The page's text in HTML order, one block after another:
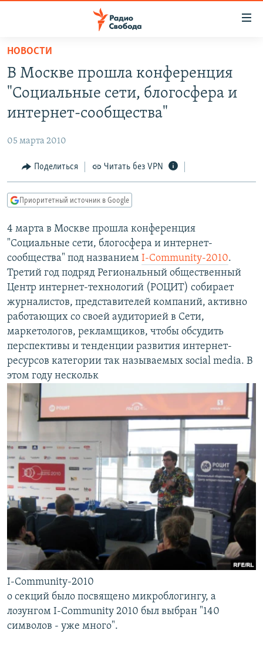
упрощенного
доступа
Вернуться
основному
Вернутся
Вернутся
поиску
ПОДКАСТЫ
АВТОРСКИЕ ПРОЕКТЫ
МНЕНИЯ
КУЛЬТУРА
КАВКАЗ.РЕАЛИИ
СЕВЕР.РЕАЛИИ
СИБИРЬ.РЕАЛИИ
РАСПИСАНИЕ ВЕЩАНИЯ
ПОДПИШИТЕСЬ НА РАССЫЛКУ
Все сайты РСЕ/РС
НОВОСТИ
В Москве прошла конференция
"Социальные сети, блогосфера и
интернет-сообщества"
05 марта 2010
Поделиться Читать без VPN
Приоритетный источник в Google
4 марта в Москве прошла конференция
"Социальные сети, блогосфера и интернет-
сообщества" под названием I-Community-2010.
Третий год подряд Региональный общественный
Центр интернет-технологий (РОЦИТ) собирает
журналистов, представителей компаний, активно
работающих со своей аудиторией в Сети,
маркетологов, рекламщиков, чтобы обсудить
перспективы и тенденции развития интернет-
ресурсов категории так называемых social media. В
этом году нескольк
I-Community-2010
о секций было посвящено микроблогингу, а
лозунгом I-Community 2010 был выбран "140
символов - уже много".